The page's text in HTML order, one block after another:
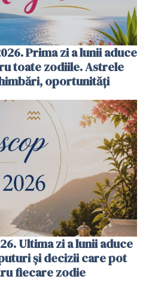
Prima zi a lunii aduce
toate zodiile. Astrele
oportunități
Ultima zi a lunii aduce
și decizii care pot
fiecare zodie